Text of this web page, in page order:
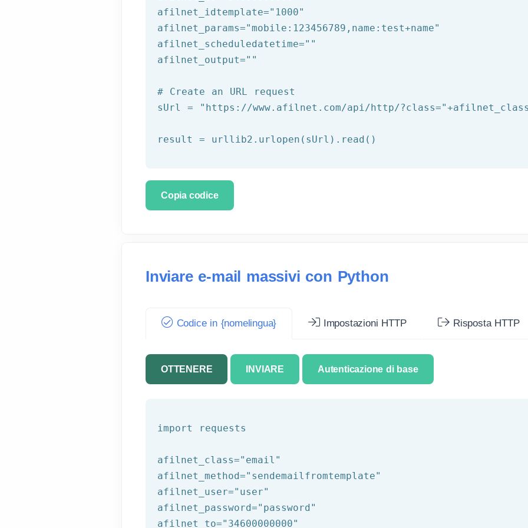
afilnet_idtemplate="1000"
afilnet_params="mobile:123456789,name:test+name"
afilnet_scheduledatetime=""
afilnet_output=""
# Create an URL request
sUrl =
"https://www.afilnet.com/api/http/?class="
Copia codice
Inviare e-mail massivi con Python
Codice in {nomelingua} Impostazioni HTTP Risposta HTTP
OTTENERE INVIARE Autenticazione di base
import requests
afilnet_class="email"
afilnet_method="sendemailfromtemplate"
afilnet_user="user"
afilnet_password="password"
afilnet_to="34600000000"